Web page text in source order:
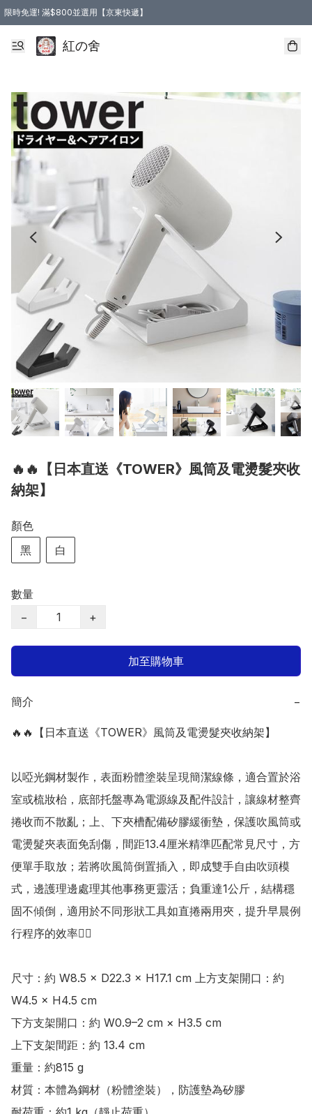
限時免運! 滿$800並選用【京東快遞】
紅の舍
🔥🔥【日本直送《TOWER》風筒及電燙髮夾收
納架】
顏色
黑
白
數量
−
+
加至購物車
簡介 −
🔥🔥【日本直送《TOWER》風筒及電燙髮夾收納架】
以啞光鋼材製作，表面粉體塗裝呈現簡潔線條，適合置於浴
室或梳妝枱，底部托盤專為電源線及配件設計，讓線材整齊
捲收而不散亂；上、下夾槽配備矽膠緩衝墊，保護吹風筒或
電燙髮夾表面免刮傷，間距13.4厘米精準匹配常見尺寸，方
便單手取放；若將吹風筒倒置插入，即成雙手自由吹頭模
式，邊護理邊處理其他事務更靈活；負重達1公斤，結構穩
固不傾倒，適用於不同形狀工具如直捲兩用夾，提升早晨例
行程序的效率👍🏻
尺寸：約 W8.5 × D22.3 × H17.1 cm 上方支架開口：約
W4.5 × H4.5 cm
下方支架開口：約 W0.9–2 cm × H3.5 cm
上下支架間距：約 13.4 cm
重量：約815 g
材質：本體為鋼材（粉體塗裝），防護墊為矽膠